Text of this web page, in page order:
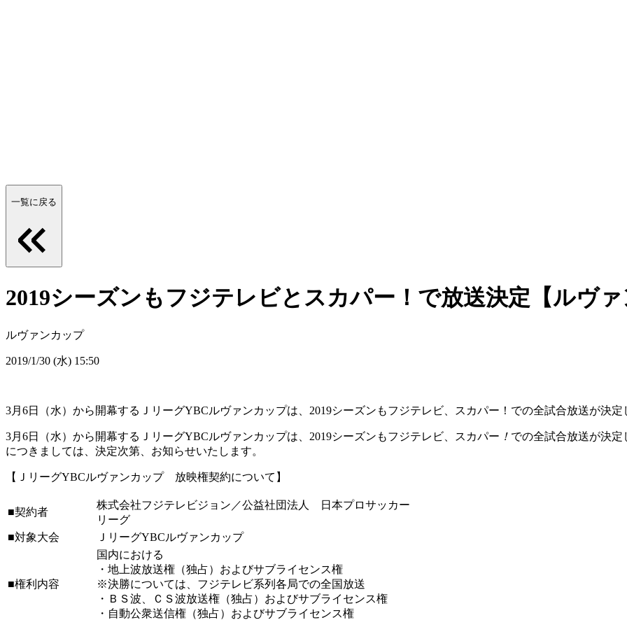
一覧に戻る
2019シーズンもフジテレビとスカパー！で放送決定【ルヴァ
ルヴァンカップ
2019/1/30 (水) 15:50
3月6日（水）から開幕するＪリーグYBCルヴァンカップは、2019シーズンもフジテレビ、スカパー！での全試合放送が決定
3月6日（水）から開幕するＪリーグYBCルヴァンカップは、2019シーズンもフジテレビ、スカパー ！ での全試合放送が決
につきましては、決定次第、お知らせいたします。
【ＪリーグYBCルヴァンカップ 放映権契約について】
■契約者
株式会社フジテレビジョン／公益社団法人 日本プロサッカー
リーグ
■対象大会
ＪリーグYBCルヴァンカップ
■権利内容
国内における
・地上波放送権（独占）およびサブライセンス権
※決勝については、フジテレビ系列各局での全国放送
・ＢＳ波、ＣＳ波放送権（独占）およびサブライセンス権
・自動公衆送信権（独占）およびサブライセンス権